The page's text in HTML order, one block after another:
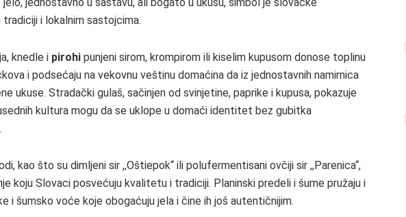
i lokalnim sastojcima.
knedle i pirohi punjeni sirom, krompirom ili kiselim kupusom donose toplinu
i podsećaju na vekovnu veštinu domaćina da iz jednostavnih namirnica
ukuse. Stradački gulaš, sačinjen od svinjetine, paprike i kupusa, pokazuje
kultura mogu da se uklope u domaći identitet bez gubitka
kao što su dimljeni sir ,,Oštiepok“ ili polufermentisani ovčiji sir ,,Parenica“,
koju Slovaci posvećuju kvalitetu i tradiciji. Planinski predeli i šume pružaju i
i šumsko voće koje obogaćuju jela i čine ih još autentičnijim.